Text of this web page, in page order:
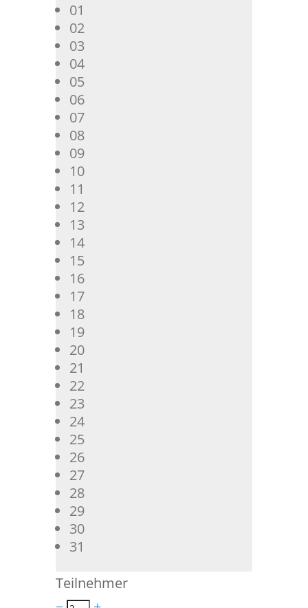
01
02
03
04
05
06
07
08
09
10
11
12
13
14
15
16
17
18
19
20
21
22
23
24
25
26
27
28
29
30
31
Teilnehmer